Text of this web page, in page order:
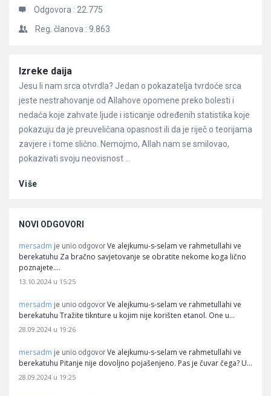
Odgovora : 22.775
Reg. članova : 9.863
Članci
Izreke daija
Jesu li nam srca otvrdla? Jedan o pokazatelja tvrdoće srca
jeste nestrahovanje od Allahove opomene preko bolesti i
nedaća koje zahvate ljude i isticanje određenih statistika koje
pokazuju da je preuveličana opasnost ili da je riječ o teorijama
zavjere i tome slično. Nemojmo, Allah nam se smilovao,
pokazivati svoju neovisnost ...
Više
NOVI ODGOVORI
mersadm je unio odgovor Ve alejkumu-s-selam ve rahmetullahi ve
berekatuhu Za bračno savjetovanje se obratite nekome koga lično
poznajete.…
13.10.2024 u 15:25
mersadm je unio odgovor Ve alejkumu-s-selam ve rahmetullahi ve
berekatuhu Tražite tiknture u kojim nije korišten etanol. One u…
28.09.2024 u 19:26
mersadm je unio odgovor Ve alejkumu-s-selam ve rahmetullahi ve
berekatuhu Pitanje nije dovoljno pojašenjeno. Pas je čuvar čega? U…
28.09.2024 u 19:25